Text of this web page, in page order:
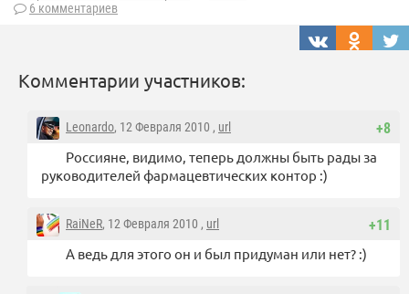
6 комментариев
Комментарии участников:
+8
Leonardo, 12 Февраля 2010 , url
Россияне, видимо, теперь должны быть рады за
руководителей фармацевтических контор :)
+11
RaiNeR, 12 Февраля 2010 , url
А ведь для этого он и был придуман или нет? :)